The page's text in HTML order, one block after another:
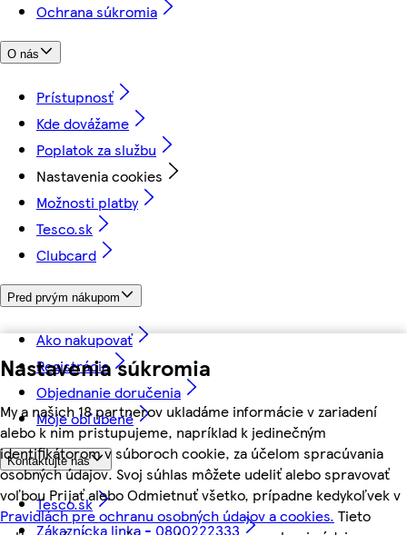
Nastavenia súkromia
My a našich 18 partnerov ukladáme informácie v zariadení
alebo k nim pristupujeme, napríklad k jedinečným
identifikátorom v súboroch cookie, za účelom spracúvania
osobných údajov. Svoj súhlas môžete udeliť alebo spravovať
voľbou Prijať alebo Odmietnuť všetko, prípadne kedykoľvek v
Pravidlách pre ochranu osobných údajov a cookies. Tieto
Ochrana súkromia
O nás
Prístupnosť
Kde dovážame
Poplatok za službu
Nastavenia cookies
Možnosti platby
Tesco.sk
Clubcard
Pred prvým nákupom
Ako nakupovať
Registrácia
Objednanie doručenia
Moje obľúbené
Kontaktujte nás
Tesco.sk
Zákaznícka linka - 0800222333